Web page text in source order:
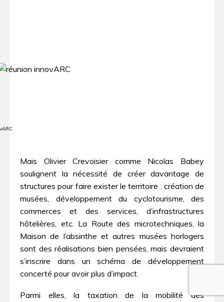
Mais Olivier Crevoisier comme Nicolas Babey
soulignent la nécessité de créer davantage de
structures pour faire exister le territoire : création de
musées, développement du cyclotourisme, des
commerces et des services, d’infrastructures
hôtelières, etc. La Route des microtechniques, la
Maison de l’absinthe et autres musées horlogers
sont des réalisations bien pensées, mais devraient
s’inscrire dans un schéma de développement
concerté pour avoir plus d’impact.
Parmi elles, la taxation de la mobilité des